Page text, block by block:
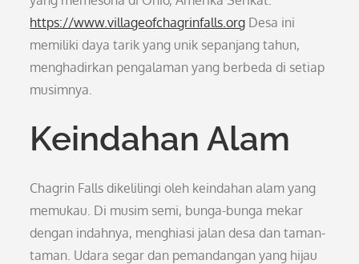
https://www.villageofchagrinfalls.org Desa ini
memiliki daya tarik yang unik sepanjang tahun,
menghadirkan pengalaman yang berbeda di setiap
musimnya.
Keindahan Alam
Chagrin Falls dikelilingi oleh keindahan alam yang
memukau. Di musim semi, bunga-bunga mekar
dengan indahnya, menghiasi jalan desa dan taman-
taman. Udara segar dan pemandangan yang hijau